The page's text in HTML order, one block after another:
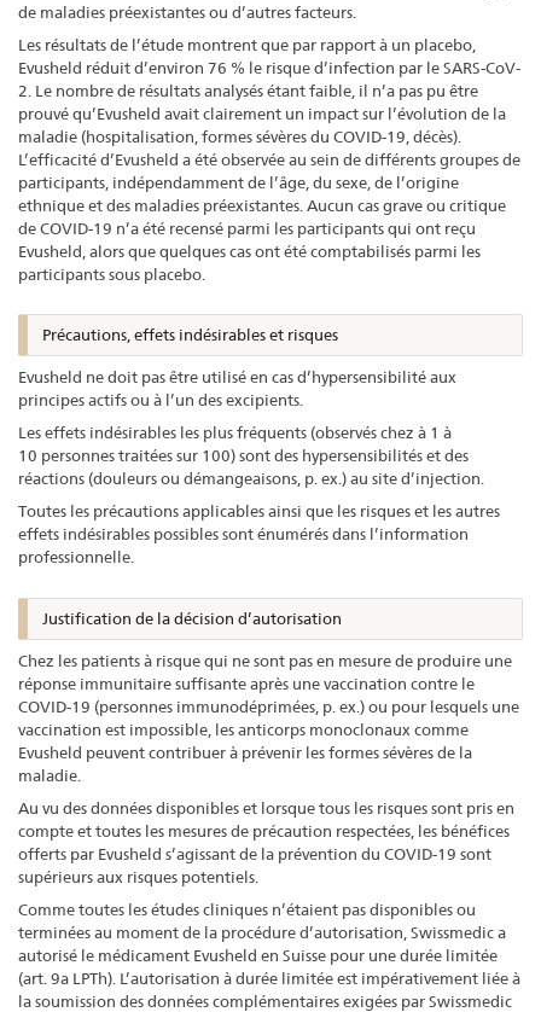
de maladies préexistantes ou d’autres facteurs.
Les résultats de l’étude montrent que par rapport à un placebo,
Evusheld réduit d’environ 76 % le risque d’infection par le SARS-CoV-
2. Le nombre de résultats analysés étant faible, il n’a pas pu être
prouvé qu’Evusheld avait clairement un impact sur l’évolution de la
maladie (hospitalisation, formes sévères du COVID-19, décès).
L’efficacité d’Evusheld a été observée au sein de différents groupes de
participants, indépendamment de l’âge, du sexe, de l’origine
ethnique et des maladies préexistantes. Aucun cas grave ou critique
de COVID-19 n’a été recensé parmi les participants qui ont reçu
Evusheld, alors que quelques cas ont été comptabilisés parmi les
participants sous placebo.
Précautions, effets indésirables et risques
Evusheld ne doit pas être utilisé en cas d’hypersensibilité aux
principes actifs ou à l’un des excipients.
Les effets indésirables les plus fréquents (observés chez à 1 à
10 personnes traitées sur 100) sont des hypersensibilités et des
réactions (douleurs ou démangeaisons, p. ex.) au site d’injection.
Toutes les précautions applicables ainsi que les risques et les autres
effets indésirables possibles sont énumérés dans l’information
professionnelle.
Justification de la décision d’autorisation
Chez les patients à risque qui ne sont pas en mesure de produire une
réponse immunitaire suffisante après une vaccination contre le
COVID-19 (personnes immunodéprimées, p. ex.) ou pour lesquels une
vaccination est impossible, les anticorps monoclonaux comme
Evusheld peuvent contribuer à prévenir les formes sévères de la
maladie.
Au vu des données disponibles et lorsque tous les risques sont pris en
compte et toutes les mesures de précaution respectées, les bénéfices
offerts par Evusheld s’agissant de la prévention du COVID-19 sont
supérieurs aux risques potentiels.
Comme toutes les études cliniques n’étaient pas disponibles ou
terminées au moment de la procédure d’autorisation, Swissmedic a
autorisé le médicament Evusheld en Suisse pour une durée limitée
(art. 9a LPTh). L’autorisation à durée limitée est impérativement liée à
la soumission des données complémentaires exigées par Swissmedic